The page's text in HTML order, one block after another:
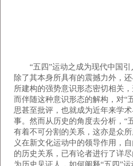
“五四”运动之成为现代中国引
除了其本身所具有的震撼力外，
所建构的强势意识形态密切相关
而伴随这种意识形态的解构，对“
思甚至批评，也就成为近年来学
事。然而从历史的角度去分析，“
有着不可分割的关系，这亦是众
义在新文化运动中的领导作用，
的历史关系，已有论者进行了详
为历史见证人，如何阐释“五四”运